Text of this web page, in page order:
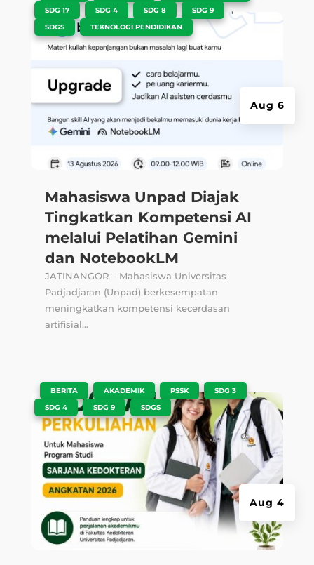
Mahasiswa Unpad Diajak
Tingkatkan Kompetensi AI
melalui Pelatihan Gemini
dan NotebookLM
Aug 6
SDG 17 SDG 4 SDG 8 SDG 9 ,
SDGS TEKNOLOGI PENDIDIKAN
JATINANGOR – Mahasiswa Universitas
Padjadjaran (Unpad) berkesempatan
meningkatkan kompetensi kecerdasan
artifisial...
Aug 4
BERITA AKADEMIK PSSK SDG 3 ,
SDG 4 SDG 9 SDGS